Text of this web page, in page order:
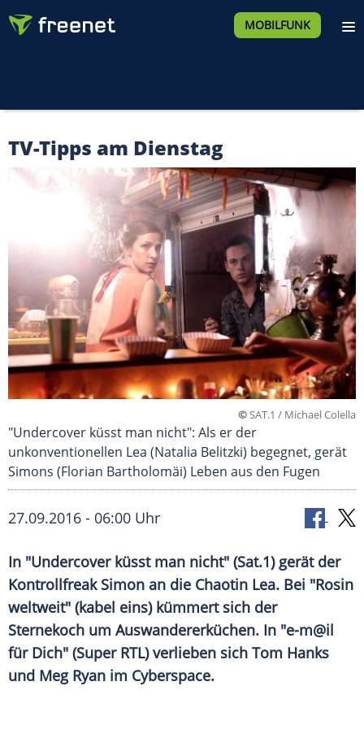
MOBILFUNK
TV-Tipps am Dienstag
©SAT.1 / Michael Colella
"Undercover küsst man nicht": Als er der
unkonventionellen Lea (Natalia Belitzki) begegnet, gerät
Simons (Florian Bartholomäi) Leben aus den Fugen
27.09.2016 - 06:00 Uhr
In "Undercover küsst man nicht" (Sat.1) gerät der
Kontrollfreak Simon an die Chaotin Lea. Bei "Rosin
weltweit" (kabel eins) kümmert sich der
Sternekoch um Auswandererküchen. In "e-m@il
für Dich" (Super RTL) verlieben sich Tom Hanks
und Meg Ryan im Cyberspace.